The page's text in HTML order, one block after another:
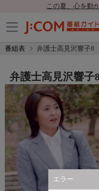
この夏、心を動
番組表 弁護士高見沢響子8
エラー
弁護士高見沢響子